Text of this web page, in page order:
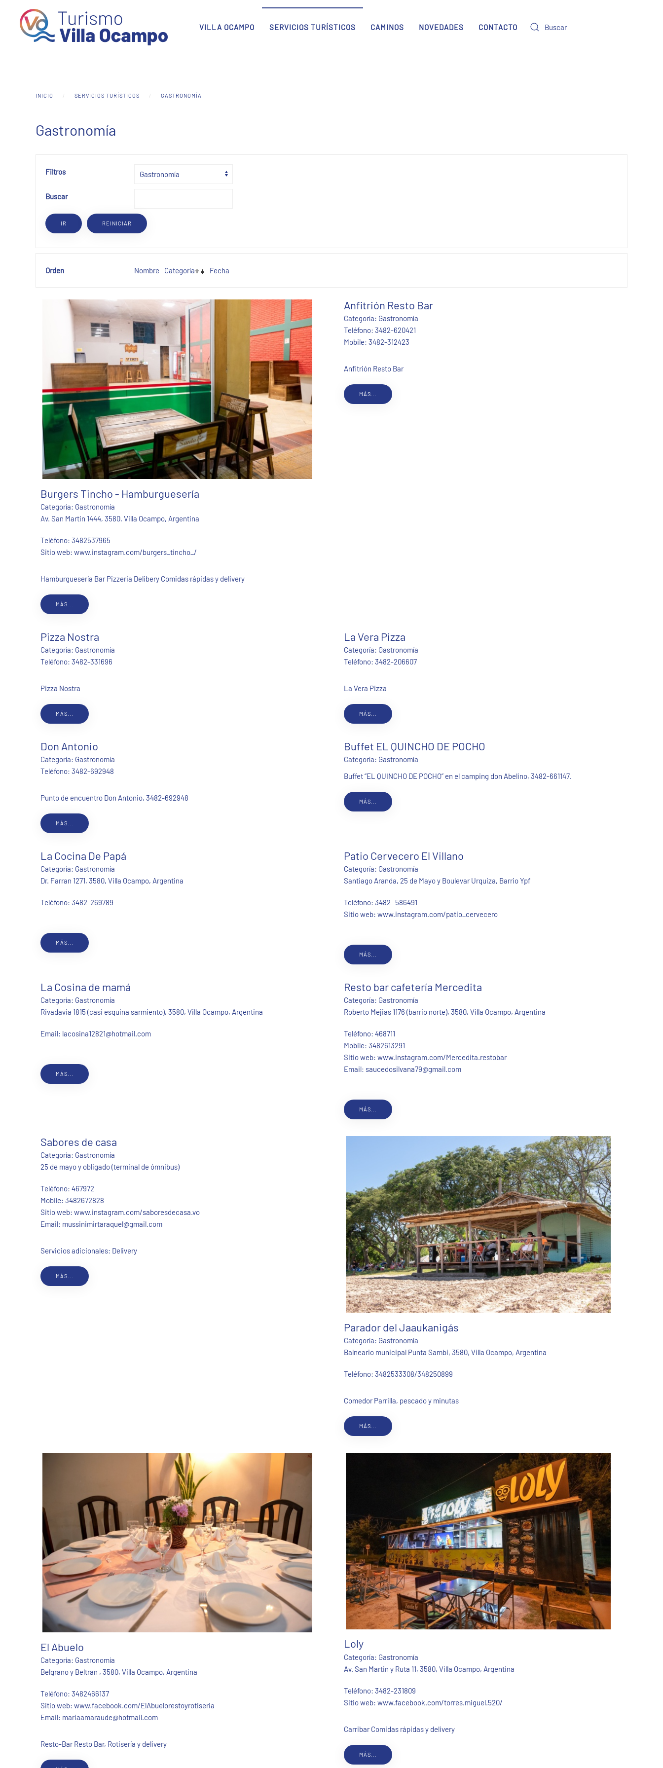
Skip to main content VILLA OCAMPO SERVICIOS TURÍSTICOS CAMINOS NOVEDADES CONTACTO
INICIO SERVICIOS TURÍSTICOS GASTRONOMÍA
Gastronomía
Filtros
Buscar
Orden Nombre Categoría Fecha
Burgers Tincho - Hamburguesería
Categoría: Gastronomía
Av. San Martin 1444, 3580, Villa Ocampo, Argentina
Teléfono: 3482537965
Sitio web: www.instagram.com/burgers_tincho_/
Hamburguesería Bar Pizzeria Delibery Comidas rápidas y delivery
MÁS...
Anfitrión Resto Bar
Categoría: Gastronomía
Teléfono: 3482-620421
Mobile: 3482-312423
Anfitrión Resto Bar
MÁS...
Pizza Nostra
Categoría: Gastronomía
Teléfono: 3482-331696
Pizza Nostra
MÁS...
La Vera Pizza
Categoría: Gastronomía
Teléfono: 3482-206607
La Vera Pizza
MÁS...
Don Antonio
Categoría: Gastronomía
Teléfono: 3482-692948
Punto de encuentro Don Antonio, 3482-692948
MÁS...
Buffet EL QUINCHO DE POCHO
Categoría: Gastronomía
Buffet “EL QUINCHO DE POCHO” en el camping don Abelino, 3482-661147.
MÁS...
La Cocina De Papá
Categoría: Gastronomía
Dr. Farran 1271, 3580, Villa Ocampo, Argentina
Teléfono: 3482-269789
MÁS...
Patio Cervecero El Villano
Categoría: Gastronomía
Santiago Aranda, 25 de Mayo y Boulevar Urquiza, Barrio Ypf
Teléfono: 3482- 586491
Sitio web: www.instagram.com/patio_cervecero
MÁS...
La Cosina de mamá
Categoría: Gastronomía
Rivadavia 1815 (casi esquina sarmiento), 3580, Villa Ocampo, Argentina
Email: lacosina12821@hotmail.com
MÁS...
Resto bar cafetería Mercedita
Categoría: Gastronomía
Roberto Mejias 1176 (barrio norte), 3580, Villa Ocampo, Argentina
Teléfono: 468711
Mobile: 3482613291
Sitio web: www.instagram.com/Mercedita.restobar
Email: saucedosilvana79@gmail.com
MÁS...
Sabores de casa
Categoría: Gastronomía
25 de mayo y obligado (terminal de ómnibus)
Teléfono: 467972
Mobile: 3482672828
Sitio web: www.instagram.com/saboresdecasa.vo
Email: mussinimirtaraquel@gmail.com
Servicios adicionales: Delivery
MÁS...
Parador del Jaaukanigás
Categoría: Gastronomía
Balneario municipal Punta Sambi, 3580, Villa Ocampo, Argentina
Teléfono: 3482533308/348250899
Comedor Parrilla, pescado y minutas
MÁS...
El Abuelo
Categoría: Gastronomía
Belgrano y Beltran , 3580, Villa Ocampo, Argentina
Teléfono: 3482466137
Sitio web: www.facebook.com/ElAbuelorestoyrotiseria
Email: mariaamaraude@hotmail.com
Resto-Bar Resto Bar, Rotisería y delivery
Loly
Categoría: Gastronomía
Av. San Martin y Ruta 11, 3580, Villa Ocampo, Argentina
Teléfono: 3482-231809
Sitio web: www.facebook.com/torres.miguel.520/
Carribar Comidas rápidas y delivery
MÁS...